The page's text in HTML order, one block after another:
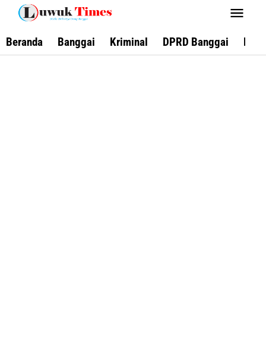
Lewati
konten
Beranda Banggai Kriminal DPRD Banggai